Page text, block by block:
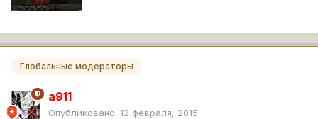
Глобальные модераторы
a911
Опубликовано: 12 февраля, 2015